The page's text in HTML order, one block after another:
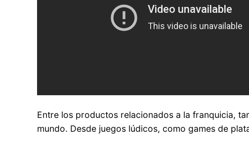
Entre los productos relacionados a la franquicia,
mundo. Desde juegos lúdicos, como games de